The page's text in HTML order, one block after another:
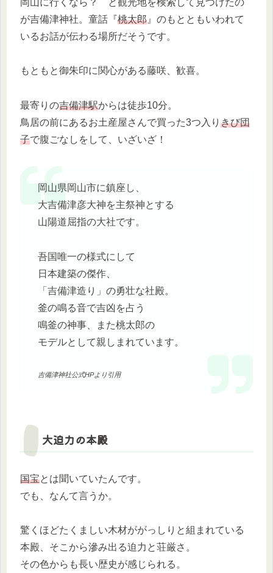
が吉備津神社。童話『桃太郎 』のもとともいわれて
いるお話が伝わる場所だそうです。
もともと御朱印に関心がある藤咲、歓喜。
最寄りの吉備津駅からは徒歩10分。
鳥居の前にあるお土産屋さんで買った3つ入り きび団
子で腹ごなしをして、いざいざ！
岡山県岡山市に鎮座し、
大吉備津彦大神を主祭神とする
山陽道屈指の大社です。
吾国唯一の様式にして
日本建築の傑作、
「吉備津造り」の勇壮な社殿。
釜の鳴る音で吉凶を占う
鳴釜の神事、また桃太郎の
モデルとして親しまれています。
吉備津神社公式HPより引用
大迫力の本殿
国宝とは聞いていたんです。
でも、なんて言うか。
驚くほどたくましい木材ががっしりと組まれている
本殿、そこから滲み出る迫力と荘厳さ。
その色からも長い歴史が感じられる。